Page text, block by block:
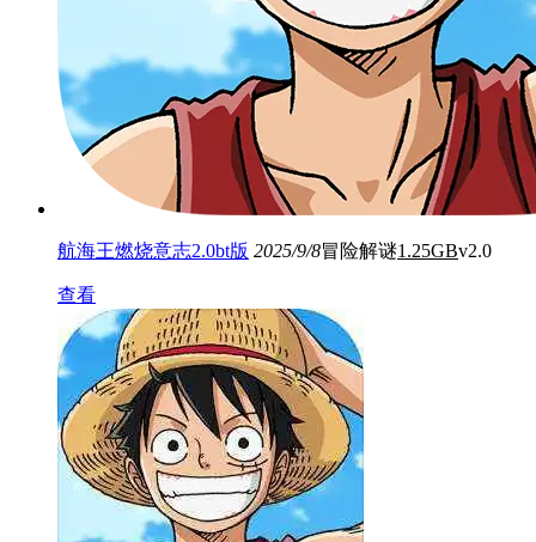
航海王燃烧意志2.0bt版 2025/9/8冒险解谜1.25GBv2.0
查看